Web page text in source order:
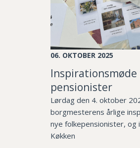
06. OKTOBER 2025
pensionister
Lørdag den 4. oktober
borgmesterens årlige
nye folkepensionister, og
Køkken